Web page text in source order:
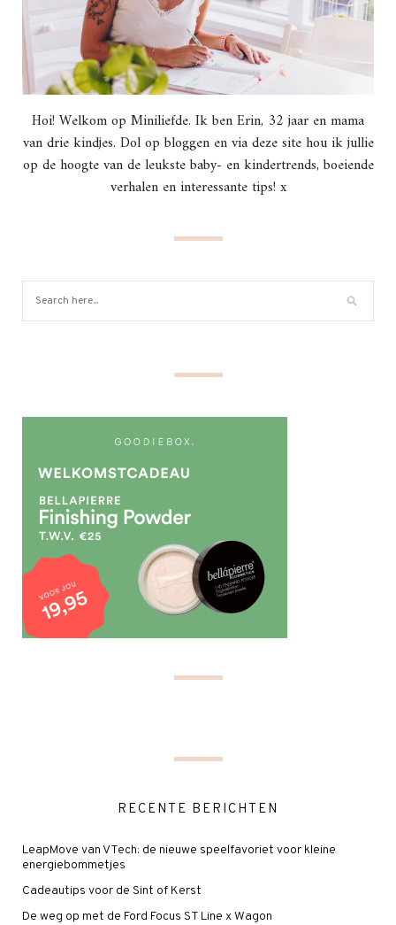
Hoi! Welkom op Miniliefde. Ik ben Erin, 32 jaar en mama
van drie kindjes. Dol op bloggen en via deze site hou ik jullie
op de hoogte van de leukste baby- en kindertrends, boeiende
verhalen en interessante tips! x
RECENTE BERICHTEN
LeapMove van VTech: de nieuwe speelfavoriet voor kleine
energiebommetjes
Cadeautips voor de Sint of Kerst
De weg op met de Ford Focus ST Line x Wagon